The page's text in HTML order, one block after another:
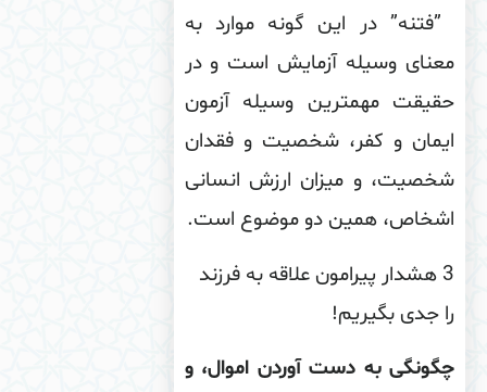
فتنه” در این گونه موارد به
وسیله آزمایش است و در
مهم‏ترین وسیله آزمون
و كفر، شخصیت و فقدان
و میزان ارزش انسانى
همین دو موضوع است .
3 هشدار پیرامون علاقه به فرزند
جدی بگیریم!
به دست آوردن اموال، و